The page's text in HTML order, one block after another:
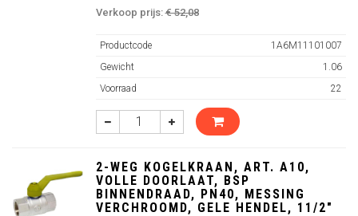
Verkoop prijs:€ 52,08
Productcode
1A6M11101007
Gewicht
1.06
Voorraad
22
2-WEG KOGELKRAAN, ART. A10,
VOLLE DOORLAAT, BSP
BINNENDRAAD, PN40, MESSING
VERCHROOMD, GELE HENDEL, 11/2"